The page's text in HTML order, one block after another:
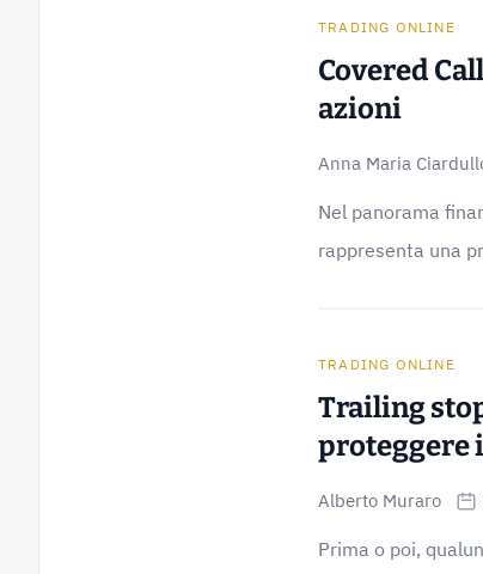
TRADING ONLINE
Covered
azioni
Anna Maria
Nel panorama
rappresenta una
TRADING ONLINE
Trailing
Alberto Muraro
Prima o poi,